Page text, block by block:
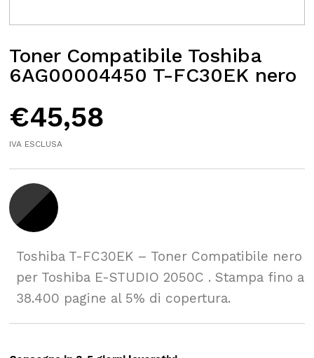
Toner Compatibile Toshiba
6AG00004450 T-FC30EK nero
€45,58
IVA ESCLUSA
Toshiba T-FC30EK – Toner Compatibile nero
per Toshiba E-STUDIO 2050C . Stampa fino a
38.400 pagine al 5% di copertura.